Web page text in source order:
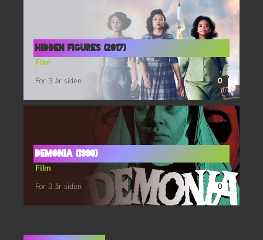
Hidden figures (2017)
Film
For 3 år siden 0
Demonia (1990)
Film
For 3 år siden 0